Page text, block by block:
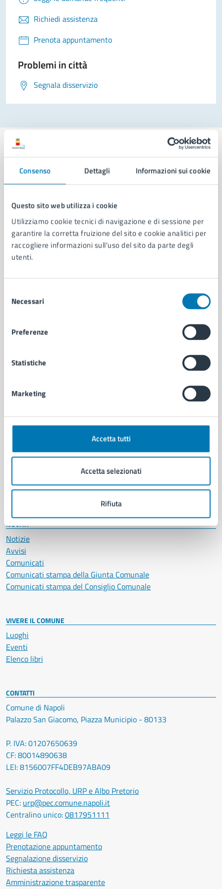
Consenso Dettagli Informazioni sui cookie
Questo sito web utilizza i cookie
Utilizziamo cookie tecnici di navigazione e di sessione per
garantire la corretta fruizione del sito e cookie analitici per
raccogliere informazioni sull'uso del sito da parte degli
utenti.
delNecessari
Preferenze
Statistiche
Marketing
Accetta tutti
Accetta selezionati
Rifiuta
Richiedi assistenza
Prenota appuntamento
Problemi in città
Segnala disservizio
Comune di Napoli
AMMINISTRAZIONE
Aree amministrative
Organi di governo
Municipalità
Uffici
Personale amministrativo
Autorizzazioni
Giustizia e sicurezza pubblica
Imprese e commercio
Salute, benessere e assistenza
Vita lavorativa
NOVITÀ
Notizie
Avvisi
Comunicati
Comunicati stampa della Giunta Comunale
Comunicati stampa del Consiglio Comunale
VIVERE IL COMUNE
Luoghi
Eventi
Elenco libri
CONTATTI
Comune di Napoli
Palazzo San Giacomo, Piazza Municipio - 80133
P. IVA: 01207650639
CF: 80014890638
LEI: 8156007FF4DEB97ABA09
Servizio Protocollo, URP e Albo Pretorio
PEC: urp@pec.comune.napoli.it
Centralino unico:0817951111
Leggi le FAQ
Prenotazione appuntamento
Segnalazione disservizio
Richiesta assistenza
Amministrazione trasparente